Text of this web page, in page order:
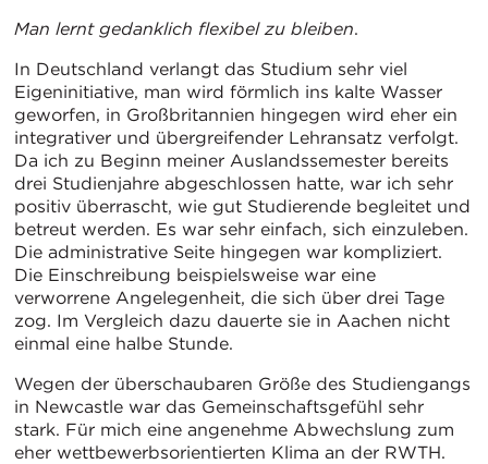
Man lernt gedanklich flexibel zu bleiben.
In Deutschland verlangt das Studium sehr viel
Eigeninitiative, man wird förmlich ins kalte Wasser
geworfen, in Großbritannien hingegen wird eher ein
integrativer und übergreifender Lehransatz verfolgt.
Da ich zu Beginn meiner Auslandssemester bereits
drei Studienjahre abgeschlossen hatte, war ich sehr
positiv überrascht, wie gut Studierende begleitet und
betreut werden. Es war sehr einfach, sich einzuleben.
Die administrative Seite hingegen war kompliziert.
Die Einschreibung beispielsweise war eine
verworrene Angelegenheit, die sich über drei Tage
zog. Im Vergleich dazu dauerte sie in Aachen nicht
einmal eine halbe Stunde.
Wegen der überschaubaren Größe des Studiengangs
in Newcastle war das Gemeinschaftsgefühl sehr
stark. Für mich eine angenehme Abwechslung zum
eher wettbewerbsorientierten Klima an der RWTH.